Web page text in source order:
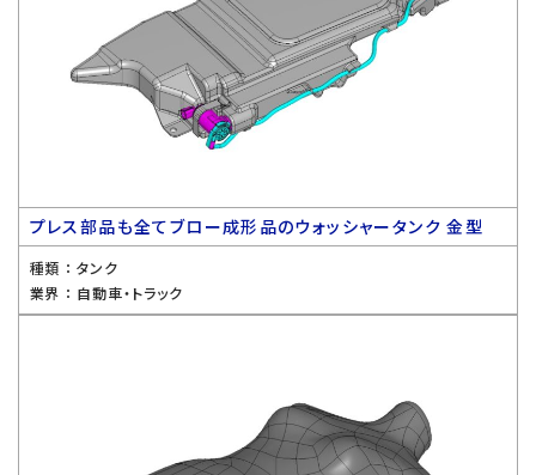
プレス部品も全てブロー成形品のウォッシャータンク 金型
種類 ： タンク
業界 ： 自動車・トラック